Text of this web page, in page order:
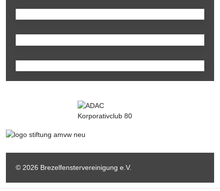
© 2026 Brezelfenstervereinigung e.V.